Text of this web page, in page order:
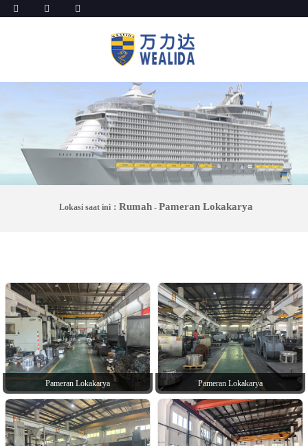
Lokasi saat ini： Rumah- Pameran Lokakarya
Pameran Lokakarya Pameran Lokakarya